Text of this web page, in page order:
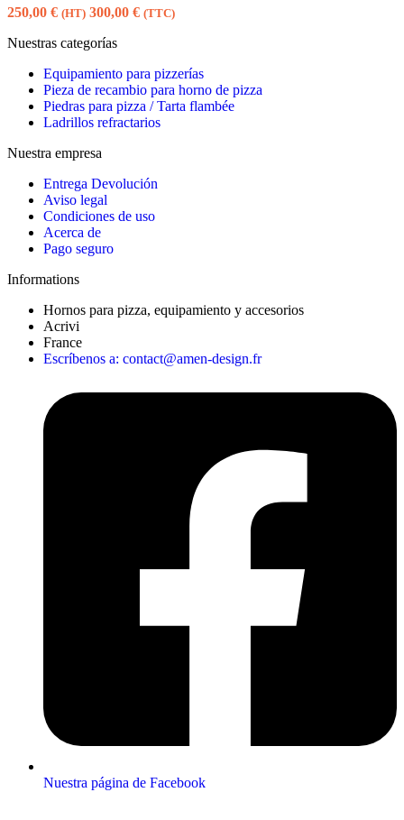
250,00 € (HT) 300,00 € (TTC)
Nuestras categorías
Equipamiento para pizzerías
Pieza de recambio para horno de pizza
Piedras para pizza / Tarta flambée
Ladrillos refractarios
Nuestra empresa
Entrega Devolución
Aviso legal
Condiciones de uso
Acerca de
Pago seguro
Informations
Hornos para pizza, equipamiento y accesorios
Acrivi
France
Escríbenos a: contact@amen-design.fr
Nuestra página de Facebook